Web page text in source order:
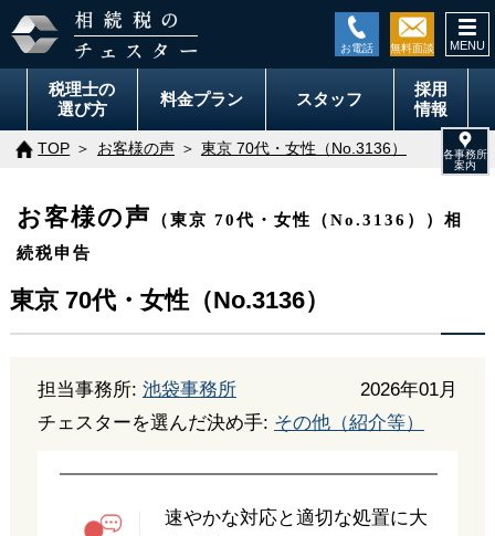
税理士の
選び方
料金プラン スタッフ
採用
情報
TOP お客様の声 東京 70代・女性（No.3136）
お客様の声
（東京 70代・女性（No.3136））相
続税申告
東京 70代・女性（No.3136）
担当事務所: 池袋事務所
2026年01月
チェスターを選んだ決め手: その他（紹介等）
速やかな対応と適切な処置に大